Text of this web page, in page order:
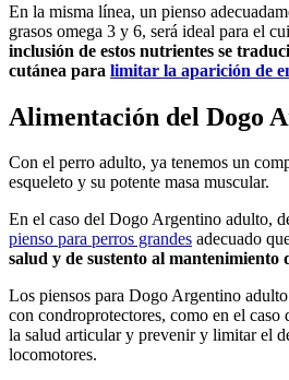
En la misma línea, un pienso
grasos omega 3 y 6, será ideal para el
inclusión de estos nutrientes se
cutánea para limitar la aparición de
Alimentación del Dogo
Con el perro adulto, ya tenemos un
esqueleto y su potente masa muscular.
En el caso del Dogo Argentino adulto,
pienso para perros grandes adecuado
salud y de sustento al mantenimiento
Los piensos para Dogo Argentino
con condroprotectores, como en el caso
la salud articular y prevenir y limitar el
locomotores.